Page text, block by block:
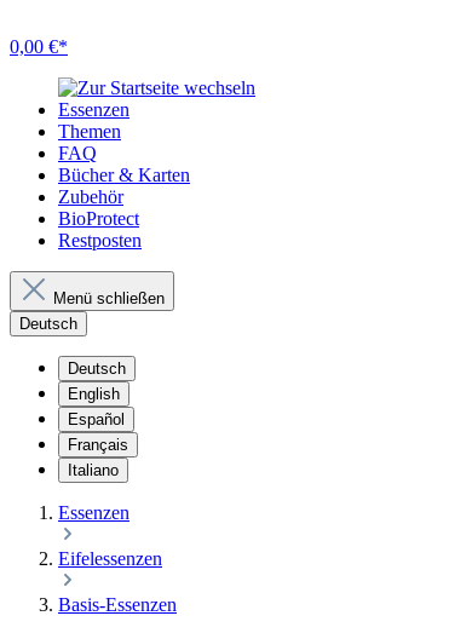
0,00 €*
Essenzen
Themen
FAQ
Bücher & Karten
Zubehör
BioProtect
Restposten
Menü schließen
Deutsch
Deutsch
English
Español
Français
Italiano
Essenzen
Eifelessenzen
Basis-Essenzen